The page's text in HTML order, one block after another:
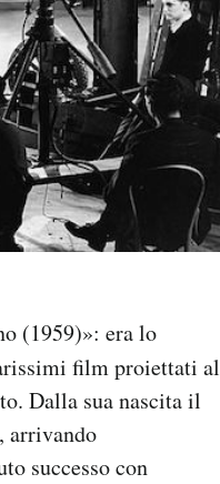
(1959)»: era lo
film proiettati al
Dalla sua nascita il
arrivando
successo con